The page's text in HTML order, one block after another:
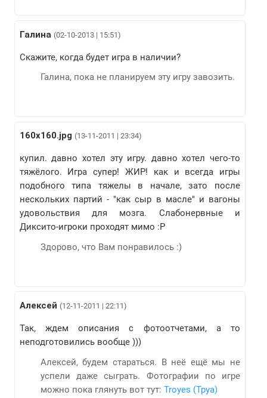
Галина (02-10-2013 | 15:51)
Скажите, когда будет игра в наличии?
Галина, пока не планируем эту игру завозить.
160х160.jpg (13-11-2011 | 23:34)
купил. давно хотел эту игру. давно хотел чего-то
тяжёлого. Игра супер! ЖИР! как и всегда игры
подобного типа тяжелы в начале, зато после
нескольких партий - "как сыр в масле" и вагоны
удовольствия для мозга. Слабонервные и
Диксито-игроки проходят мимо :Р
Здорово, что Вам понравилось :)
Алексей (12-11-2011 | 22:11)
Так, ждем описания с фотоотчетами, а то
неподготовились вообще )))
Алексей, будем стараться. В неё ещё мы не
успели даже сыграть. Фотографии по игре
можно пока глянуть вот тут: Troyes (Труа)